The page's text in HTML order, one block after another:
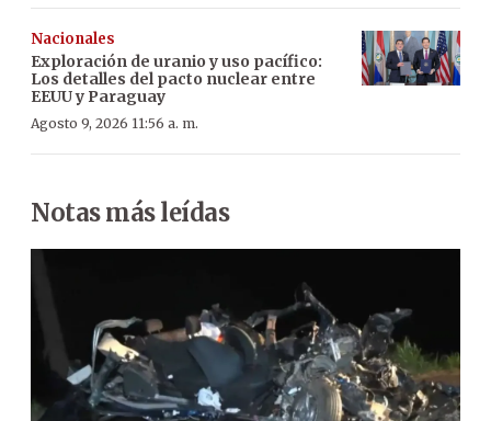
Nacionales
Exploración de uranio y uso pacífico:
Los detalles del pacto nuclear entre
EEUU y Paraguay
Agosto 9, 2026 11:56 a. m.
Notas más leídas